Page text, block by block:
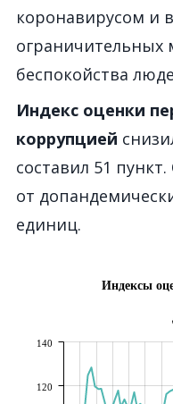
коронавирусом и
ограничительных
беспокойства
Индекс оценки
коррупцией
составил 51
от
единиц.